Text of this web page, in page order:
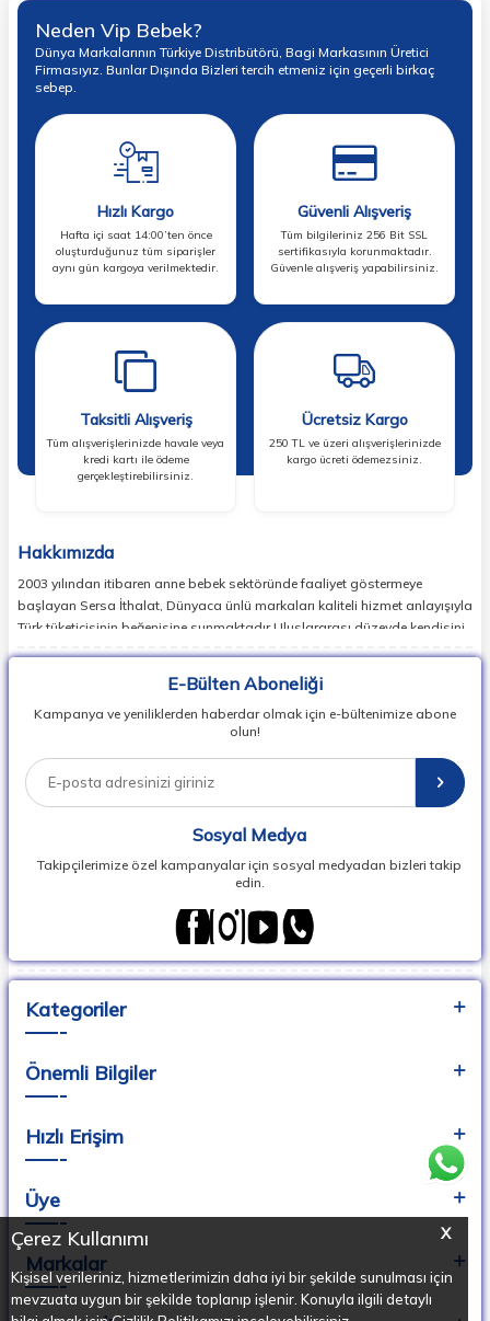
X
Çerez Kullanımı
Kişisel verileriniz, hizmetlerimizin daha iyi bir şekilde sunulması için
mevzuata uygun bir şekilde toplanıp işlenir. Konuyla ilgili detaylı
Neden Vip Bebek?
Dünya Markalarının Türkiye Distribütörü, Bagi Markasının Üretici
Firmasıyız. Bunlar Dışında Bizleri tercih etmeniz için geçerli birkaç
sebep.
Hızlı Kargo
Hafta içi saat 14:00’ten önce
oluşturduğunuz tüm siparişler
aynı gün kargoya verilmektedir.
Güvenli Alışveriş
Tüm bilgileriniz 256 Bit SSL
sertifikasıyla korunmaktadır.
Güvenle alışveriş yapabilirsiniz.
Taksitli Alışveriş
Tüm alışverişlerinizde havale veya
kredi kartı ile ödeme
gerçekleştirebilirsiniz.
Ücretsiz Kargo
250 TL ve üzeri alışverişlerinizde
kargo ücreti ödemezsiniz.
Hakkımızda
2003 yılından itibaren anne bebek sektöründe faaliyet göstermeye
başlayan Sersa İthalat, Dünyaca ünlü markaları kaliteli hizmet anlayışıyla
Türk tüketicisinin beğenisine sunmaktadır.Uluslararası düzeyde kendisini
ispatlamış en doğru markaları sizlerle buluşturan Sersa İthalat,
Dünyada en popüler bebek markalarının ürün koleksiyonlarının
vipbebek.com ile satışını sağlıyor, Herkesin kolay ulaşabilmesi adına
Dünyada en popüler bebek markalarının ürün koleksiyonlarını uygun fiyat
ve hızlı teslimat ile siz değerli kullanıcılarına sunuyor.
Sersa İthalat , Bebek Araç Gereçleri Üreticileri, İthalatçıları ve
E-Bülten Aboneliği
Kampanya ve yeniliklerden haberdar olmak için e-bültenimize abone
olun!
Sosyal Medya
Takipçilerimize özel kampanyalar için sosyal medyadan bizleri takip
edin.
Kategoriler
Önemli Bilgiler
Hızlı Erişim
Üye
Markalar